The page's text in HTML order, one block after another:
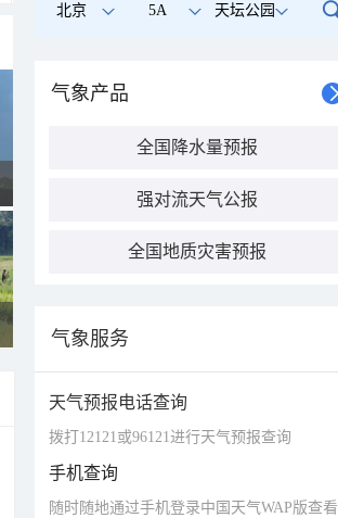
北京 5A 天坛公园
气象产品
全国降水量预报
强对流天气公报
全国地质灾害预报
气象服务
天气预报电话查询
拨打12121或96121进行天气预报查询
手机查询
随时随地通过手机登录中国天气WAP版查看